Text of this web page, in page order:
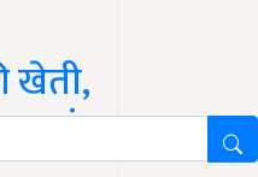
खेती,